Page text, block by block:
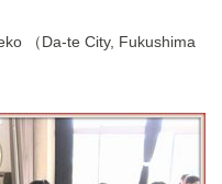
（Da-te City, Fukushima